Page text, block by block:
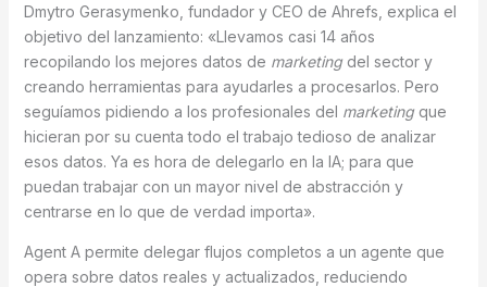
Dmytro Gerasymenko, fundador y CEO de Ahrefs, explica el
objetivo del lanzamiento: «Llevamos casi 14 años
recopilando los mejores datos de marketingdel sector y
creando herramientas para ayudarles a procesarlos. Pero
seguíamos pidiendo a los profesionales del marketingque
hicieran por su cuenta todo el trabajo tedioso de analizar
esos datos. Ya es hora de delegarlo en la IA; para que
puedan trabajar con un mayor nivel de abstracción y
centrarse en lo que de verdad importa».
Agent A permite delegar flujos completos a un agente que
opera sobre datos reales y actualizados, reduciendo